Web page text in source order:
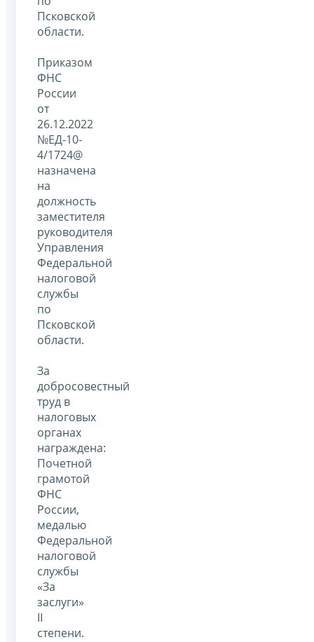
Псковской
области.
Приказом
ФНС
России
от
26.12.2022
№ЕД-10-
4/1724@
назначена
на
должность
заместителя
руководителя
Управления
Федеральной
налоговой
службы
по
Псковской
области.
За
добросовестный
труд в
налоговых
органах
награждена:
Почетной
грамотой
ФНС
России,
медалью
Федеральной
налоговой
службы
«За
заслуги»
II
степени.